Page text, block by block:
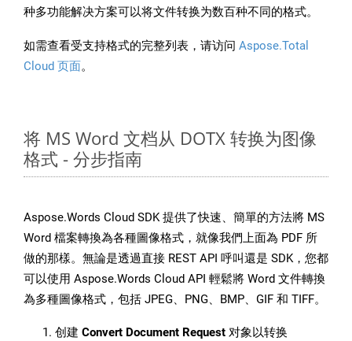
种多功能解决方案可以将文件转换为数百种不同的格式。
如需查看受支持格式的完整列表，请访问 Aspose.Total
Cloud 页面。
将 MS Word 文档从 DOTX 转换为图像
格式 - 分步指南
Aspose.Words Cloud SDK 提供了快速、簡單的方法將 MS
Word 檔案轉換為各種圖像格式，就像我們上面為 PDF 所
做的那樣。無論是透過直接 REST API 呼叫還是 SDK，您都
可以使用 Aspose.Words Cloud API 輕鬆將 Word 文件轉換
為多種圖像格式，包括 JPEG、PNG、BMP、GIF 和 TIFF。
创建 Convert Document Request 对象以转换